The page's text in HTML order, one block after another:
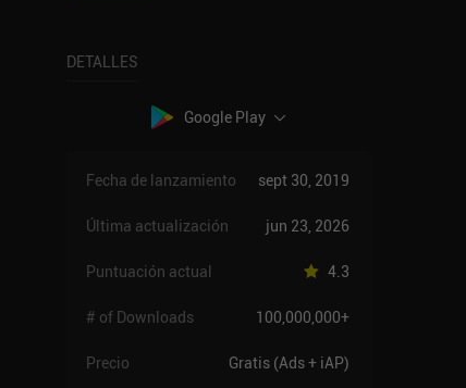
DETALLES
Google Play
Fecha de lanzamiento sept 30, 2019
Última actualización jun 23, 2026
Puntuación actual 4.3
# of Downloads 100,000,000+
Precio Gratis (Ads + iAP)